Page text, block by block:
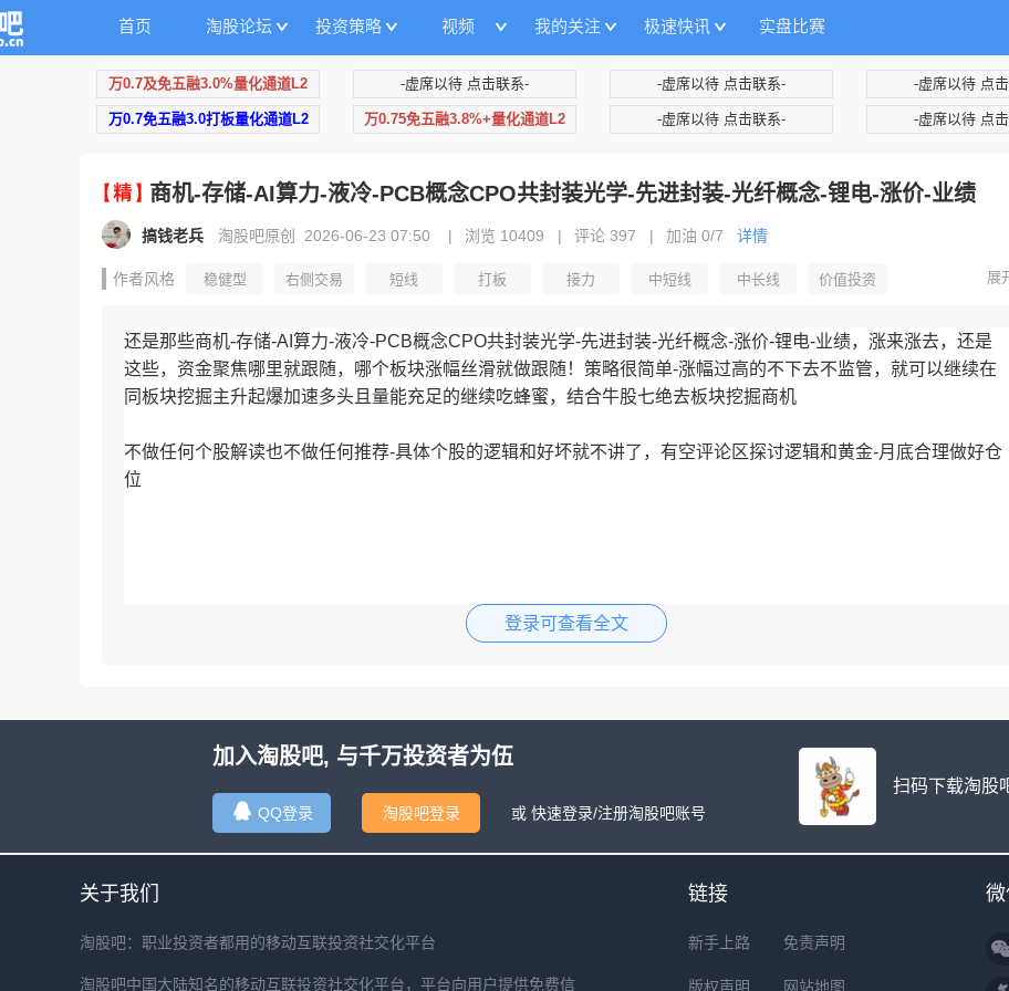
首页 淘股论坛 投资策略 视频 我的关注 极速快讯 实盘比赛
万0.7及免五融3.0%量化通道L2 -虚席以待 点击联系- -虚席以待 点击联系- -虚席以待 点
万0.7免五融3.0打板量化通道L2 万0.75免五融3.8%+量化通道L2 -虚席以待 点击联系- -虚席以待 点
商机-存储-AI算力-液冷-PCB概念CPO共封装光学-先进封装-光纤概念-锂电-涨价-业绩
搞钱老兵 淘股吧原创 2026-06-23 07:50 | 浏览 10409 | 评论 397 | 加油 0/7 详情
作者风格 稳健型 右侧交易 短线 打板 接力 中短线 中长线 价值投资 展
还是那些商机-存储-AI算力-液冷-PCB概念CPO共封装光学-先进封装-光纤概念-涨价-锂电-业绩，涨来涨去，还是
这些，资金聚焦哪里就跟随，哪个板块涨幅丝滑就做跟随！策略很简单-涨幅过高的不下去不监管，就可以继续在
同板块挖掘主升起爆加速多头且量能充足的继续吃蜂蜜，结合牛股七绝去板块挖掘商机
不做任何个股解读也不做任何推荐-具体个股的逻辑和好坏就不讲了，有空评论区探讨逻辑和黄金-月底合理做好仓
位
登录可查看全文
加入淘股吧, 与千万投资者为伍
QQ登录 淘股吧登录 或 快速登录/注册淘股吧账号
扫码下载淘股
关于我们
淘股吧：职业投资者都用的移动互联投资社交化平台
淘股吧中国大陆知名的移动互联投资社交化平台，平台向用户提供免费信
链接
新手上路 免责声明
版权声明 网站地图
微